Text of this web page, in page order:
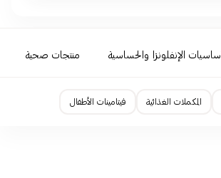
أساسيات الإنفلونزا والحساسية منتجات صحية
المكملات الغذائية فيتامينات الأطفال